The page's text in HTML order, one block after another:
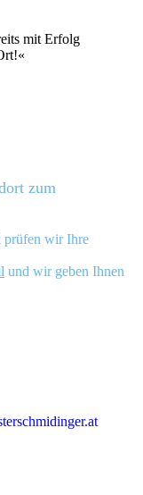
mit Erfolg
zum
prüfen wir Ihre
und wir geben Ihnen